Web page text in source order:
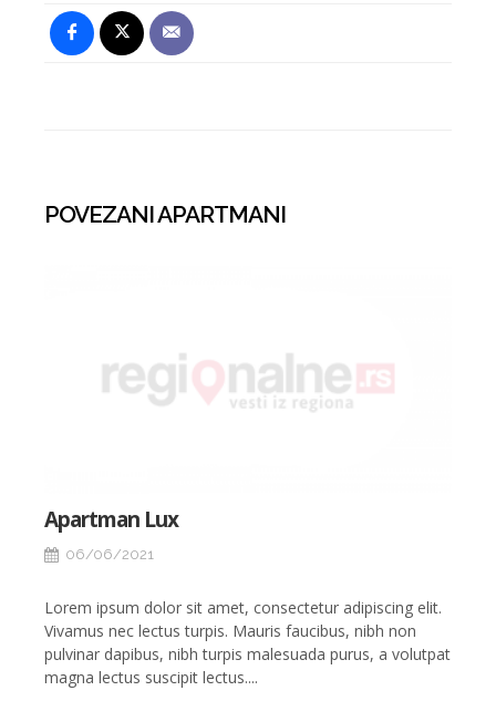
POVEZANI APARTMANI
Apartman Lux
06/06/2021
Lorem ipsum dolor sit amet, consectetur adipiscing elit.
Vivamus nec lectus turpis. Mauris faucibus, nibh non
pulvinar dapibus, nibh turpis malesuada purus, a volutpat
magna lectus suscipit lectus....